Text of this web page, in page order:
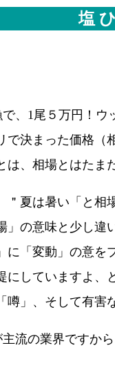
塩
、1尾５万円！
決まった価格
、相場とはたま
＂夏は暑い「と
の意味と少し
「変動」の意
していますよ
噂」、そして有
流の業界ですか